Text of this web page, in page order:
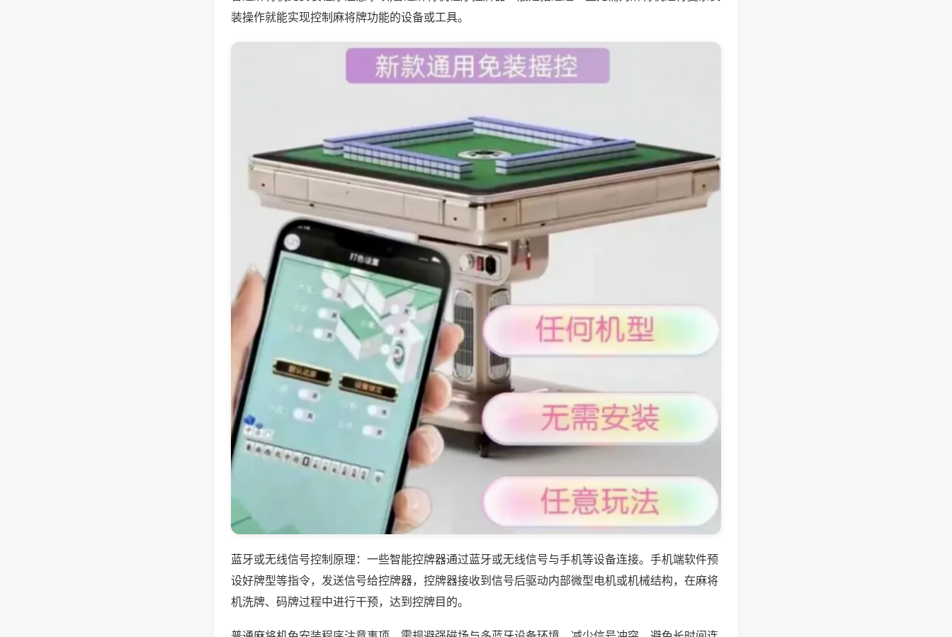
装操作就能实现控制麻将牌功能的设备或工具。
蓝牙或无线信号控制原理：一些智能控牌器通过蓝牙或无线信号与手机等设备连接。手机端软件预
设好牌型等指令，发送信号给控牌器，控牌器接收到信号后驱动内部微型电机或机械结构，在麻将
机洗牌、码牌过程中进行干预，达到控牌目的。